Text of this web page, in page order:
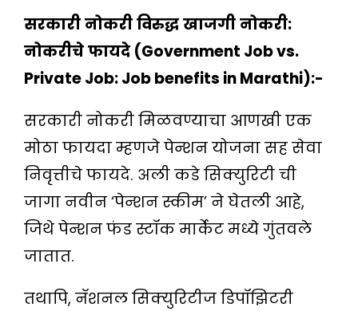
सरकारीनोकरीविरुद्धखाजगीनोकरी:
नोकरीचेफायदे (Government Job vs.
Private Job: Job benefits in Marathi):-
सरकारी नोकरी मिळवण्याचा आणखी एक
मोठा फायदा म्हणजे पेन्शन योजना सह सेवा
निवृत्तीचे फायदे. अली कडे सिक्युरिटी ची
जागा नवीन ‘पेन्शन स्कीम’ ने घेतली आहे,
जिथे पेन्शन फंड स्टॉक मार्केट मध्ये गुंतवले
जातात.
तथापि, नॅशनल सिक्युरिटीज डिपॉझिटरी